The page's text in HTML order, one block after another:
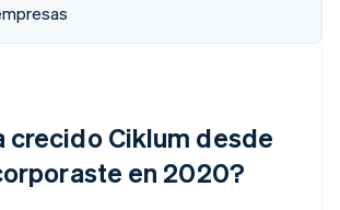
crecido Ciklum desde
en 2020?